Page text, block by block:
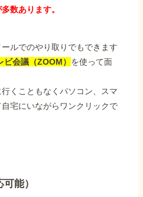
数あります。
ルでのやり取りでもできます
会議（ZOOM） を使って面
くこともなくパソコン、スマ
宅にいながらワンクリックで
能）